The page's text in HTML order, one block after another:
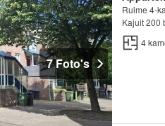
7 Foto's
Ruime 4-
Kajuit 200
4